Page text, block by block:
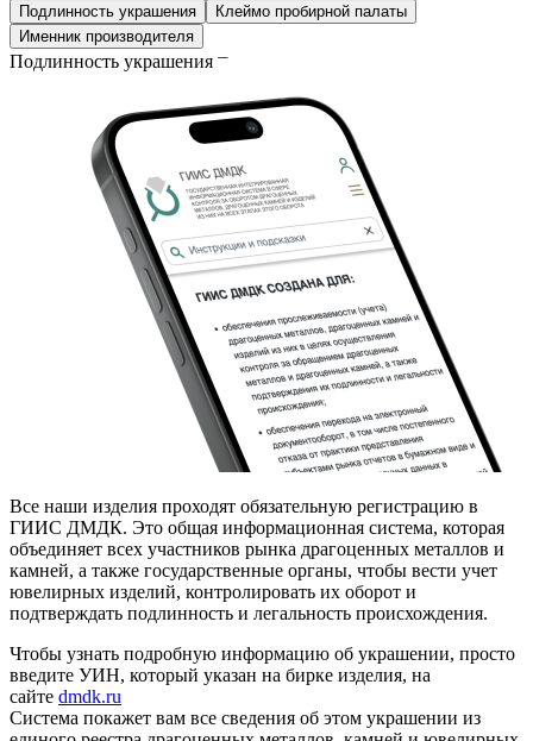
Подлинность украшения
Клеймо пробирной палаты
Именник производителя
Подлинность украшения
Все наши изделия проходят обязательную регистрацию в
ГИИС ДМДК. Это общая информационная система, которая
объединяет всех участников рынка драгоценных металлов и
камней, а также государственные органы, чтобы вести учет
ювелирных изделий, контролировать их оборот и
подтверждать подлинность и легальность происхождения.
Чтобы узнать подробную информацию об украшении, просто
введите УИН, который указан на бирке изделия, на
сайте dmdk.ru
Система покажет вам все сведения об этом украшении из